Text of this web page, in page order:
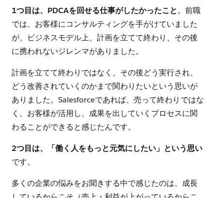
1つ目は、PDCAを回せる仕事がしたかったこと。前職
では、お客様にコンサルティングを手がけていました
が、ビジネスモデル上、計画を立てて終わり、その後
に携われないジレンマがありました。
計画を立てて終わりではなく、その後どう実行され、
どう改善されていくのかまで関わりたいという思いが
ありました。Salesforceであれば、売って終わりではな
く、お客様が活用し、成果を出していくプロセスに関
わることができると感じたんです。
2つ目は、「働く人をもっと元気にしたい」という思い
です。
多くの企業の悩みをお聞きする中で感じたのは、成長